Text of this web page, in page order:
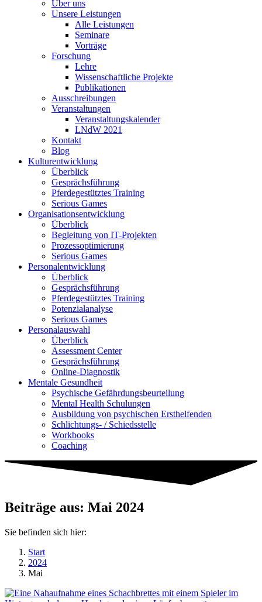
Über uns
Unsere Leistungen
Alle Leistungen
Seminare
Vorträge
Forschung
Lehre
Wissenschaftliche Projekte
Publikationen
Ausschreibungen
Veranstaltungen
Veranstaltungskalender
LNdW 2021
Kontakt
Blog
Kulturentwicklung
Überblick
Gesprächsführung
Pferdegestütztes Training
Serious Games
Organisationsentwicklung
Überblick
Begleitung von IT-Projekten
Prozessoptimierung
Serious Games
Personalentwicklung
Überblick
Gesprächsführung
Pferdegestütztes Training
Potenzialanalyse
Serious Games
Personalauswahl
Überblick
Assessment Center
Gesprächsführung
Online-Diagnostik
Mentale Gesundheit
Psychische Gefährdungs­beurteilung
Mental Health Schulungen
Ausbildung von psychischen Ersthelfenden
Schlichtungs- / Schiedsstelle
Workbooks
Coaching
Beiträge aus: Mai 2024
Sie befinden sich hier:
Start
2024
Mai